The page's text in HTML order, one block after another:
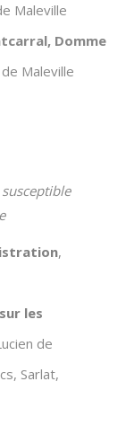
Maleville
Domme
Maleville
,
les
de
Sarlat,